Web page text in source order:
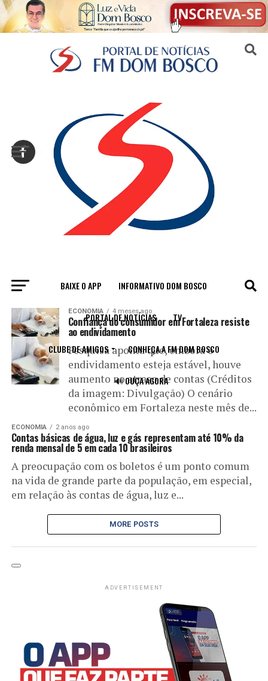
BAIXE O APP INFORMATIVO DOM BOSCO
PORTAL DE NOTÍCIAS TV
CLUBE DE AMIGOS CONHEÇA A FM DOM BOSCO
🔊 OUÇA AGORA
All posts tagged "CONTAS"
ECONOMIA 4 meses ago
Confiança do consumidor em Fortaleza resiste
ao endividamento
Pesquisa aponta que, embora o
endividamento esteja estável, houve
aumento no atraso de contas (Créditos
da imagem: Divulgação) O cenário
econômico em Fortaleza neste mês de...
ECONOMIA 2 anos ago
Contas básicas de água, luz e gás representam até 10% da
renda mensal de 5 em cada 10 brasileiros
A preocupação com os boletos é um ponto comum
na vida de grande parte da população, em especial,
em relação às contas de água, luz e...
MORE POSTS
ADVERTISEMENT
Sair da versão mobile